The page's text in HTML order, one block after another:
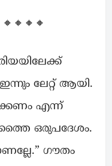
ലേറ്റ് ആയി.
എന്ന്
ഒരുപദേശം.
ഗൗതം